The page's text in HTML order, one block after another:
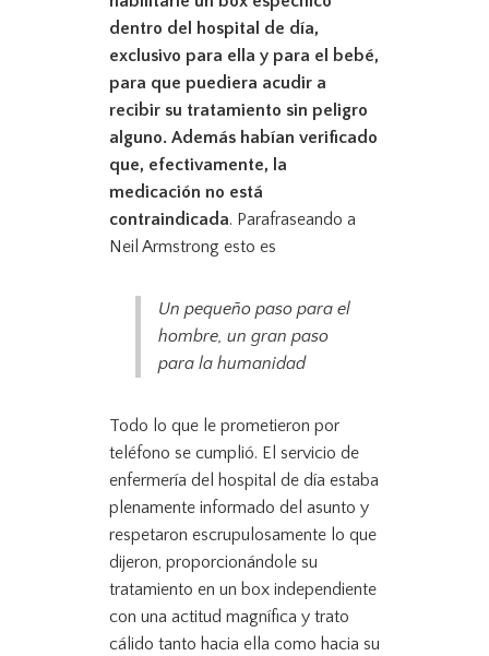
dentro del hospital de día,
exclusivo para ella y para el bebé,
para que puediera acudir a
recibir su tratamiento sin peligro
alguno. Además habían verificado
que, efectivamente, la
medicación no está
contraindicada. Parafraseando a
Neil Armstrong esto es
Un pequeño paso para el
hombre, un gran paso
para la humanidad
Todo lo que le prometieron por
teléfono se cumplió. El servicio de
enfermería del hospital de día estaba
plenamente informado del asunto y
respetaron escrupulosamente lo que
dijeron, proporcionándole su
tratamiento en un box independiente
con una actitud magnífica y trato
cálido tanto hacia ella como hacia su